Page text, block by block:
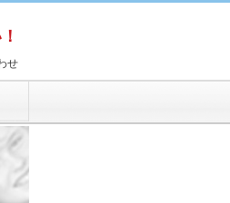
せ